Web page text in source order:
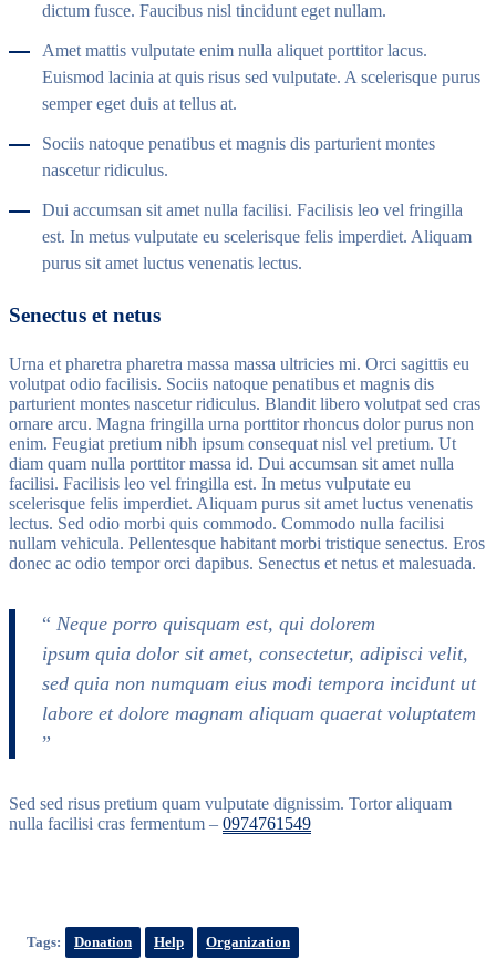
dictum fusce. Faucibus nisl tincidunt eget nullam.
Amet mattis vulputate enim nulla aliquet porttitor lacus.
Euismod lacinia at quis risus sed vulputate. A scelerisque purus
semper eget duis at tellus at.
Sociis natoque penatibus et magnis dis parturient montes
nascetur ridiculus.
Dui accumsan sit amet nulla facilisi. Facilisis leo vel fringilla
est. In metus vulputate eu scelerisque felis imperdiet. Aliquam
purus sit amet luctus venenatis lectus.
Senectus et netus
Urna et pharetra pharetra massa massa ultricies mi. Orci sagittis eu
volutpat odio facilisis. Sociis natoque penatibus et magnis dis
parturient montes nascetur ridiculus. Blandit libero volutpat sed cras
ornare arcu. Magna fringilla urna porttitor rhoncus dolor purus non
enim. Feugiat pretium nibh ipsum consequat nisl vel pretium. Ut
diam quam nulla porttitor massa id. Dui accumsan sit amet nulla
facilisi. Facilisis leo vel fringilla est. In metus vulputate eu
scelerisque felis imperdiet. Aliquam purus sit amet luctus venenatis
lectus. Sed odio morbi quis commodo. Commodo nulla facilisi
nullam vehicula. Pellentesque habitant morbi tristique senectus. Eros
donec ac odio tempor orci dapibus. Senectus et netus et malesuada.
“ Neque porro quisquam est, qui dolorem
ipsum quia dolor sit amet, consectetur, adipisci velit,
sed quia non numquam eius modi tempora incidunt ut
labore et dolore magnam aliquam quaerat voluptatem
”
Sed sed risus pretium quam vulputate dignissim. Tortor aliquam
nulla facilisi cras fermentum – 0974761549
Tags: Donation Help Organization